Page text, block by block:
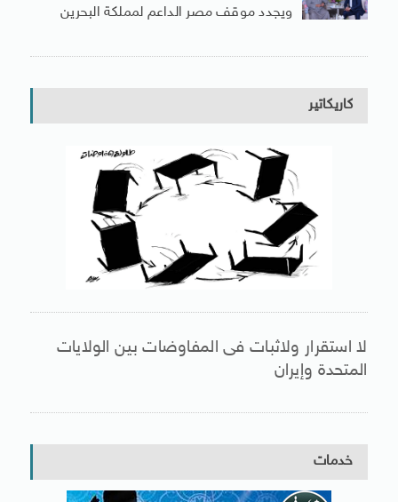
ويجدد موقف مصر الداعم لمملكة البحرين
كاريكاتير
لا استقرار ولاثبات فى المفاوضات بين الولايات
المتحدة وإيران
خدمات